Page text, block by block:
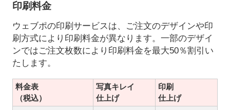
印刷料金
ウェブポの印刷サービスは、ご注文のデザインや印
刷方式により印刷料金が異なります。一部のデザイ
ンではご注文枚数により印刷料金を最大50％割引い
たします。
料金表
（税込）
写真キレイ
仕上げ
印刷
仕上げ